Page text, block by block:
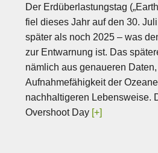
Der Erdüberlastungstag
fiel dieses Jahr auf den 30.
später als noch 2025 – was
zur Entwarnung ist. Das
nämlich aus genaueren
Aufnahmefähigkeit der
nachhaltigeren Lebensweise.
Overshoot Day [+]